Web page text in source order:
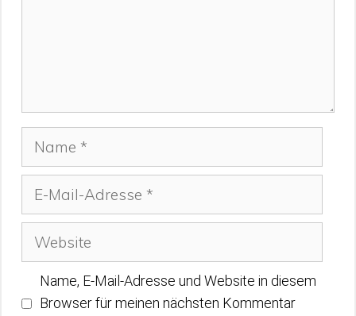
Name
Website
Name, E-Mail-Adresse und Website in diesem
Browser für meinen nächsten Kommentar